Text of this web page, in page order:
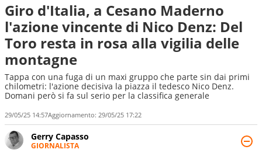
Giro d'Italia, a Cesano Maderno
l'azione vincente di Nico Denz: Del
Toro resta in rosa alla vigilia delle
montagne
Tappa con una fuga di un maxi gruppo che parte sin dai primi
chilometri: l'azione decisiva la piazza il tedesco Nico Denz.
Domani però si fa sul serio per la classifica generale
29/05/25 14:57Aggiornamento: 29/05/25 17:22
Gerry Capasso
GIORNALISTA